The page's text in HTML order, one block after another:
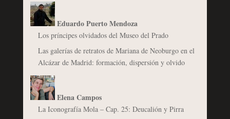
Eduardo Puerto Mendoza
Los príncipes olvidados del Museo del Prado
Las galerías de retratos de Mariana de Neoburgo en el
Alcázar de Madrid: formación, dispersión y olvido
Elena Campos
La Iconografía Mola – Cap. 25: Deucalión y Pirra